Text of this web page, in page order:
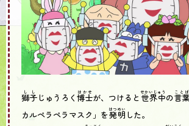
獅子
しし じゅうろく博士
はかせ が、つけると世界中
せかいじゅう の言葉
ことば
カルペラペラマスク」を発明
はつめい した。